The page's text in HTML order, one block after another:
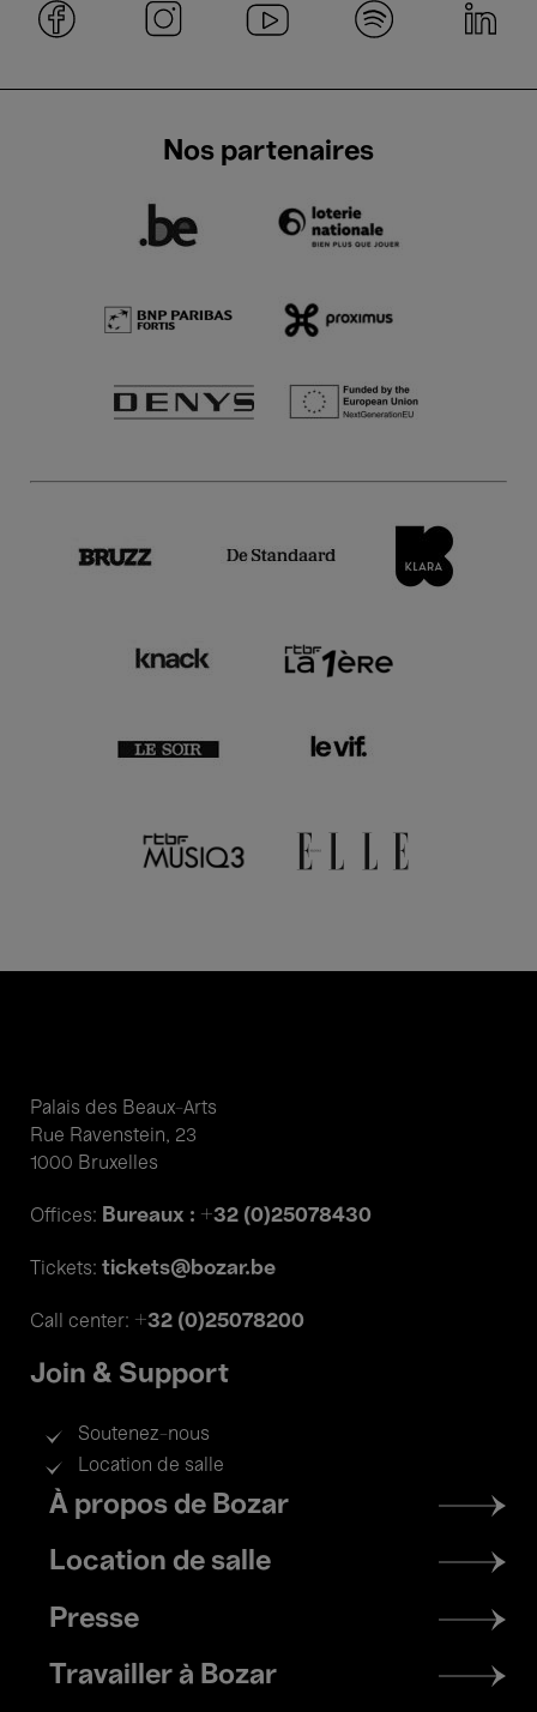
Nos partenaires
Palais des Beaux-Arts
Rue Ravenstein, 23
1000 Bruxelles
Offices: Bureaux : +32 (0)25078430
Tickets: tickets@bozar.be
Call center: +32 (0)25078200
Join & Support
Soutenez-nous
Location de salle
Footer
menu
À propos de Bozar
Location de salle
Presse
Travailler à Bozar